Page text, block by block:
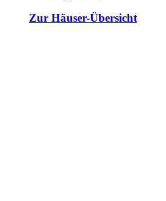
Zur Häuser-Übersicht